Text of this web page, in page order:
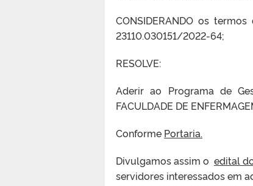
CONSIDERANDO os
23110.030151/2022-64;
RESOLVE:
Aderir ao Programa de
FACULDADE DE
Conforme Portaria.
Divulgamos assim o edital
servidores interessados em